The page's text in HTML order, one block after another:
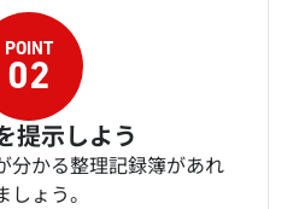
提示しよう
分かる整理記録簿があれ
ょう。